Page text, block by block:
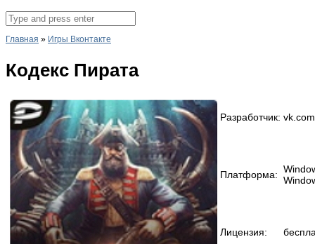
Поиск
Главная » Игры Вконтакте
Кодекс Пирата
Разработчик:
Платформа:
Лицензия: